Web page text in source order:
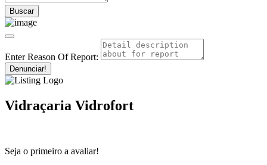
Enter Reason Of Report:
Denunciar!
Vidraçaria Vidrofort
Seja o primeiro a avaliar!